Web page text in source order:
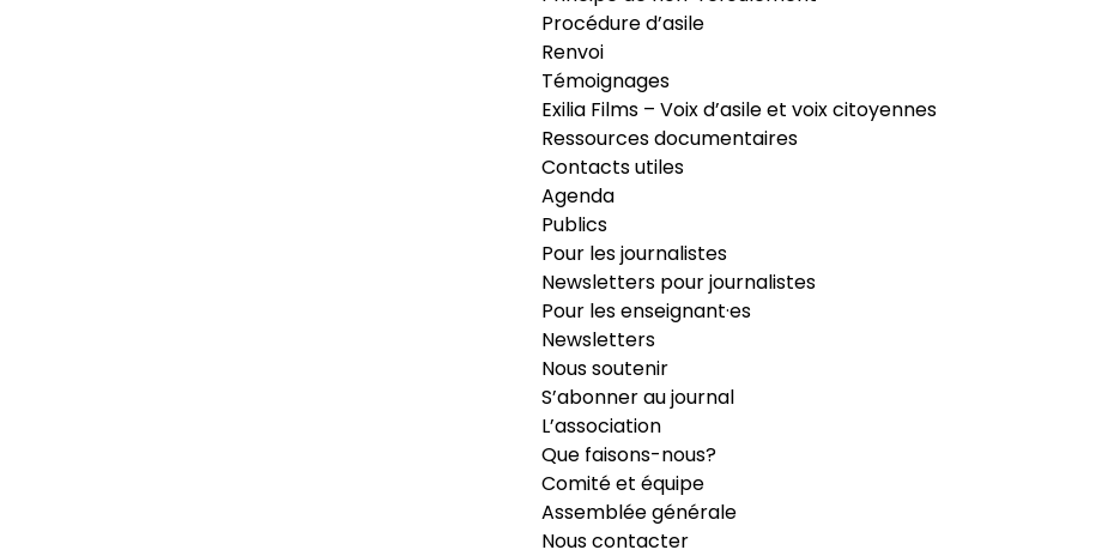
Procédure d’asile
Renvoi
Témoignages
Exilia Films – Voix d’asile et voix citoyennes
Ressources documentaires
Contacts utiles
Agenda
Publics
Pour les journalistes
Newsletters pour journalistes
Pour les enseignant·es
Newsletters
Nous soutenir
S’abonner au journal
L’association
Que faisons-nous?
Comité et équipe
Assemblée générale
Nous contacter